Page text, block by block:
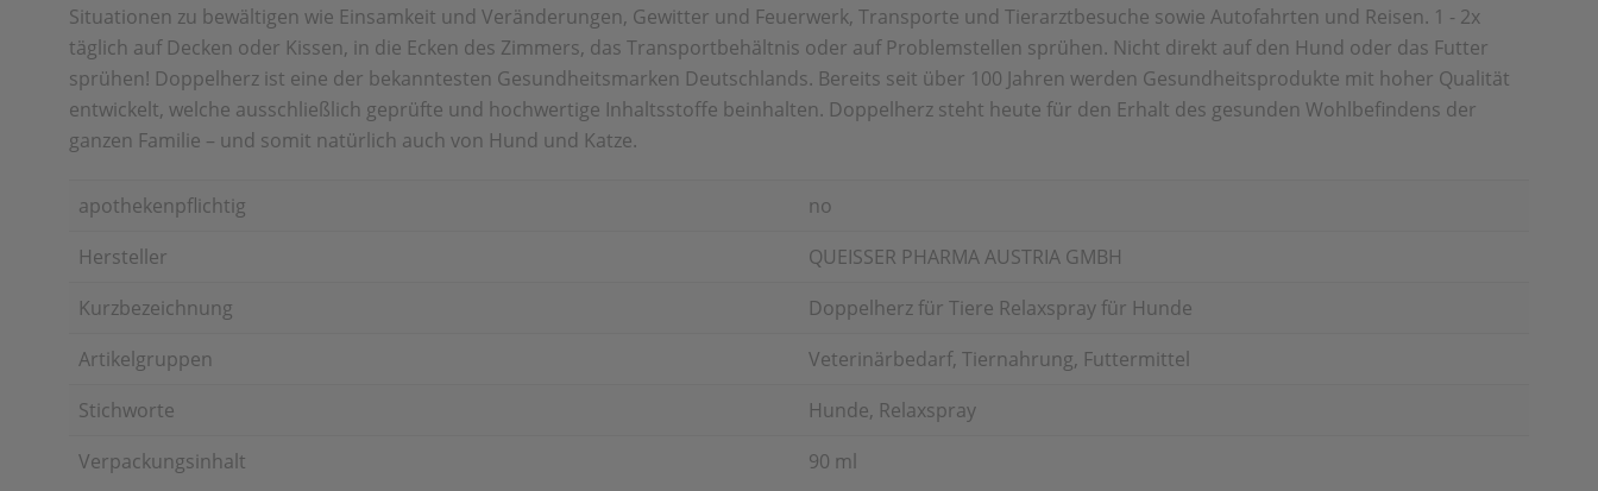
Situationen zu bewältigen wie Einsamkeit und Veränderungen, Gewitter und Feuerwerk, Transporte und Tierarztbesuche sowie Autofahrten und Reisen. 1 - 2x
täglich auf Decken oder Kissen, in die Ecken des Zimmers, das Transportbehältnis oder auf Problemstellen sprühen. Nicht direkt auf den Hund oder das Futter
sprühen! Doppelherz ist eine der bekanntesten Gesundheitsmarken Deutschlands. Bereits seit über 100 Jahren werden Gesundheitsprodukte mit hoher Qualität
entwickelt, welche ausschließlich geprüfte und hochwertige Inhaltsstoffe beinhalten. Doppelherz steht heute für den Erhalt des gesunden Wohlbefindens der
ganzen Familie – und somit natürlich auch von Hund und Katze.
apothekenpflichtig
no
Hersteller
QUEISSER PHARMA AUSTRIA GMBH
Kurzbezeichnung
Doppelherz für Tiere Relaxspray für Hunde
Artikelgruppen
Veterinärbedarf, Tiernahrung, Futtermittel
Stichworte
Hunde, Relaxspray
Verpackungsinhalt
90 ml